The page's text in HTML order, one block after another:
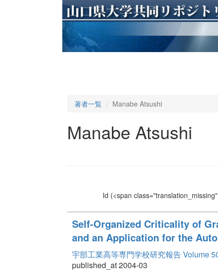
著者一覧 Manabe Atsushi
Manabe Atsushi
Id (<span
Self-Organized Criticality of
and an Application for the
宇部工業高等専門学校研究報告 Volume
published_at 2004-03